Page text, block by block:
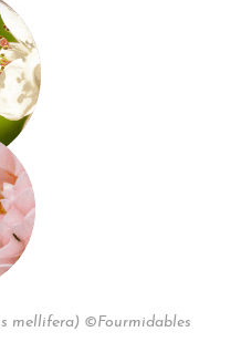
mellifera) ©Fourmidables